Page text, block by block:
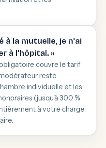
à la mutuelle, je n'ai
à l'hôpital. »
couvre le tarif
reste
individuelle et les
(jusqu'à 300 %
à votre charge